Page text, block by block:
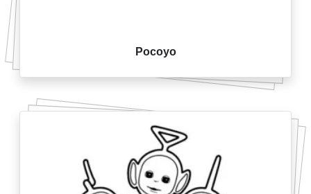
Pocoyo